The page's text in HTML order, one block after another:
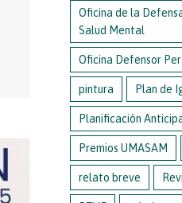
Oficina de la
Salud Mental
Oficina Defensor
pintura Plan de
Planificación
Premios UMASAM
relato breve